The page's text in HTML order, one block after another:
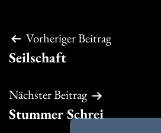
Beitragsnavigation
Vorheriger Beitrag
Seilschaft
Nächster Beitrag
Stummer Schrei